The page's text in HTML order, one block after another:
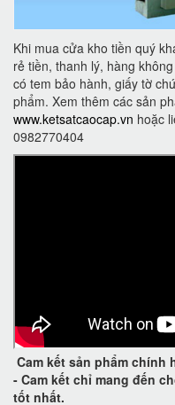
Khi mua cửa kho tiền quý
rẻ tiền, thanh lý, hàng
có tem bảo hành, giấy tờ
phẩm. Xem thêm các sản
www.ketsatcaocap.vn hoặc
0982770404
Cam kết sản phẩm chính
- Cam kết chỉ mang đến
tốt nhất.